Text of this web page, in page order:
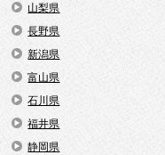
山梨県
長野県
新潟県
富山県
石川県
福井県
静岡県